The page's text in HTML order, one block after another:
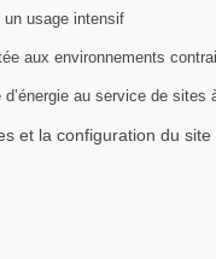
un usage intensif
aux environnements
au service de sites
et la configuration du site